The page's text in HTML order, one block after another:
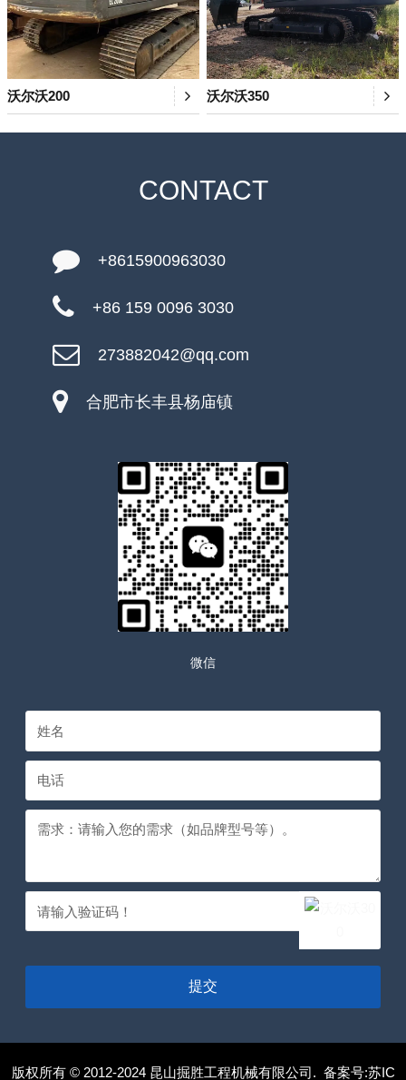
沃尔沃200 沃尔沃350
CONTACT
+8615900963030
+86 159 0096 3030
273882042@qq.com
合肥市长丰县杨庙镇
微信
提交
版权所有 © 2012-2024 昆山掘胜工程机械有限公司. 备案号:苏IC